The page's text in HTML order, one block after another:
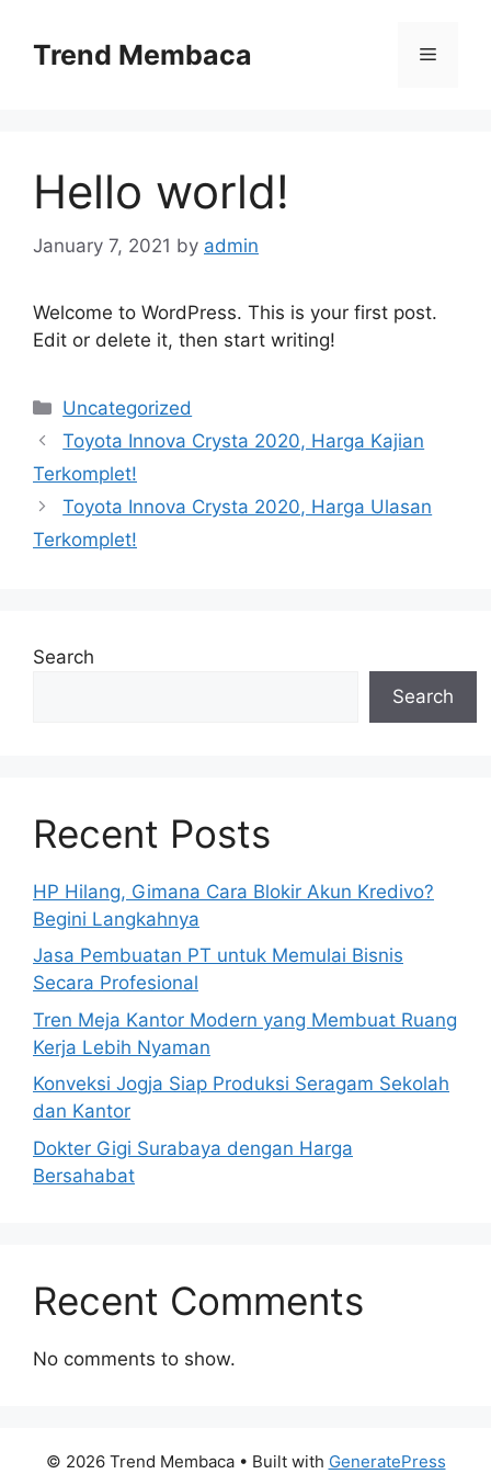
contentTrend Membaca Menu
Hello world!
January 7, 2021 by admin
Welcome to WordPress. This is your first post.
Edit or delete it, then start writing!
Categories
Uncategorized
Toyota Innova Crysta 2020, Harga Kajian
Terkomplet!
Toyota Innova Crysta 2020, Harga Ulasan
Terkomplet!
Search
Search
Recent Posts
HP Hilang, Gimana Cara Blokir Akun Kredivo?
Begini Langkahnya
Jasa Pembuatan PT untuk Memulai Bisnis
Secara Profesional
Tren Meja Kantor Modern yang Membuat Ruang
Kerja Lebih Nyaman
Konveksi Jogja Siap Produksi Seragam Sekolah
dan Kantor
Dokter Gigi Surabaya dengan Harga
Bersahabat
Recent Comments
No comments to show.
© 2026 Trend Membaca• Built with GeneratePress